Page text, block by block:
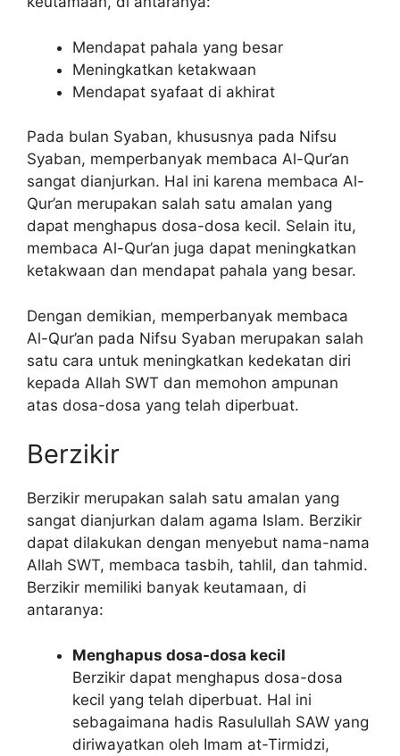
Mendapat pahala yang besar
Meningkatkan ketakwaan
Mendapat syafaat di akhirat
Pada bulan Syaban, khususnya pada Nifsu
Syaban, memperbanyak membaca Al-Qur’an
sangat dianjurkan. Hal ini karena membaca Al-
Qur’an merupakan salah satu amalan yang
dapat menghapus dosa-dosa kecil. Selain itu,
membaca Al-Qur’an juga dapat meningkatkan
ketakwaan dan mendapat pahala yang besar.
Dengan demikian, memperbanyak membaca
Al-Qur’an pada Nifsu Syaban merupakan salah
satu cara untuk meningkatkan kedekatan diri
kepada Allah SWT dan memohon ampunan
atas dosa-dosa yang telah diperbuat.
Berzikir
Berzikir merupakan salah satu amalan yang
sangat dianjurkan dalam agama Islam. Berzikir
dapat dilakukan dengan menyebut nama-nama
Allah SWT, membaca tasbih, tahlil, dan tahmid.
Berzikir memiliki banyak keutamaan, di
antaranya:
Menghapus dosa-dosa kecil
Berzikir dapat menghapus dosa-dosa
kecil yang telah diperbuat. Hal ini
sebagaimana hadis Rasulullah SAW yang
diriwayatkan oleh Imam at-Tirmidzi,